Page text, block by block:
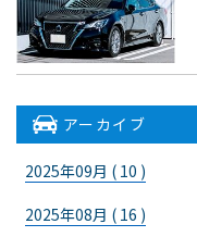
アーカイブ
2025年09月 ( 10 )
2025年08月 ( 16 )